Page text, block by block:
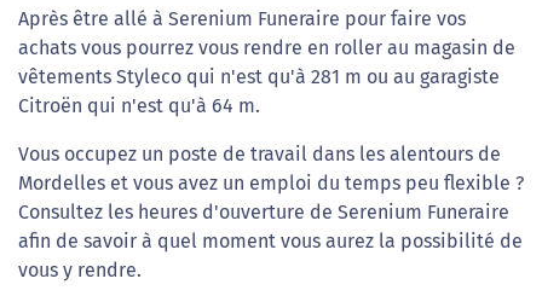
Après être allé à Serenium Funeraire pour faire vos
achats vous pourrez vous rendre en roller au magasin de
vêtements Styleco qui n'est qu'à 281 m ou au garagiste
Citroën qui n'est qu'à 64 m.
Vous occupez un poste de travail dans les alentours de
Mordelles et vous avez un emploi du temps peu flexible ?
Consultez les heures d'ouverture de Serenium Funeraire
afin de savoir à quel moment vous aurez la possibilité de
vous y rendre.